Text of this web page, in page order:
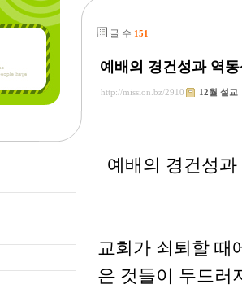
글 수 151
예배의 경건성과 역
http://mission.bz/2910 12월 설교
예배의 경건성
교회가 쇠퇴할 때
은 것들이 두드러